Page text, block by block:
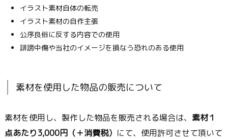
イラスト素材自体の転売
イラスト素材の自作主張
公序良俗に反する内容での使用
誹謗中傷や当社のイメージを損なう恐れのある使用
素材を使用した物品の販売について
素材を使用し、製作した物品を販売される場合は、 素材１
点あたり3,000円（＋消費税） にて、使用許可させて頂いて